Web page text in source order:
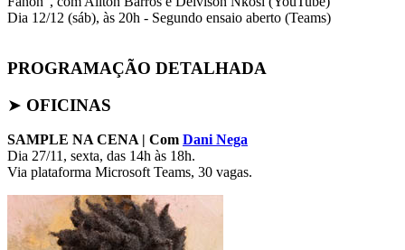
Dia 12/12 (sáb), às 20h - Segundo ensaio aberto (Teams)
PROGRAMAÇÃO DETALHADA
➤ OFICINAS
SAMPLE NA CENA | Com Dani Nega
Dia 27/11, sexta, das 14h às 18h.
Via plataforma Microsoft Teams, 30 vagas.